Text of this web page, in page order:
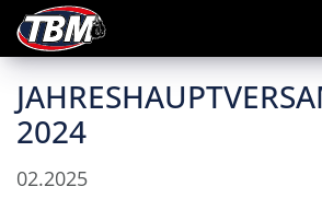
2024
02.2025